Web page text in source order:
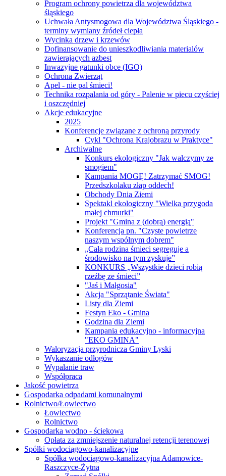
Program ochrony powietrza dla województwa
śląskiego
Uchwała Antysmogowa dla Województwa Śląskiego -
terminy wymiany źródeł ciepła
Wycinka drzew i krzewów
Dofinansowanie do unieszkodliwiania materialów
zawierających azbest
Inwazyjne gatunki obce (IGO)
Ochrona Zwierząt
Apel - nie pal śmieci!
Technika rozpalania od góry - Palenie w piecu czyściej
i oszczędniej
Akcje edukacyjne
2025
Konferencje związane z ochroną przyrody
Cykl "Ochrona Krajobrazu w Praktyce"
Archiwalne
Konkurs ekologiczny "Jak walczymy ze
smogiem"
Kampania MOGĘ! Zatrzymać SMOG!
Przedszkolaku złap oddech!
Obchody Dnia Ziemi
Spektakl ekologiczny "Wielka przygoda
małej chmurki"
Projekt "Gmina z (dobrą) energią"
Konferencja pn. "Czyste powietrze
naszym wspólnym dobrem"
„Cała rodzina śmieci segreguje a
środowisko na tym zyskuje”
KONKURS „Wszystkie dzieci robią
rzeźbę ze śmieci”
"Jaś i Małgosia"
Akcja "Sprzątanie Świata"
Listy dla Ziemi
Festyn Eko - Gmina
Godzina dla Ziemi
Kampania edukacyjno - informacyjna
"EKO GMINA"
Waloryzacja przyrodnicza Gminy Lyski
Wykaszanie odłogów
Wypalanie traw
Współpraca
Jakość powietrza
Gospodarka odpadami komunalnymi
Rolnictwo/Łowiectwo
Łowiectwo
Rolnictwo
Gospodarka wodno - ściekowa
Opłata za zmniejszenie naturalnej retencji terenowej
Spółki wodociągowo-kanalizacyjne
Spółka wodociągowo-kanalizacyjna Adamowice-
Raszczyce-Żytna